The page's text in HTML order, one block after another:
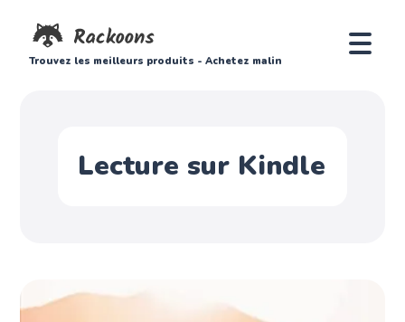
Trouvez les meilleurs produits - Achetez malin
Lecture sur Kindle